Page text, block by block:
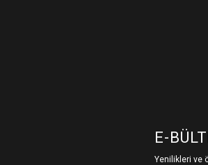
E-
Yenilikleri ve